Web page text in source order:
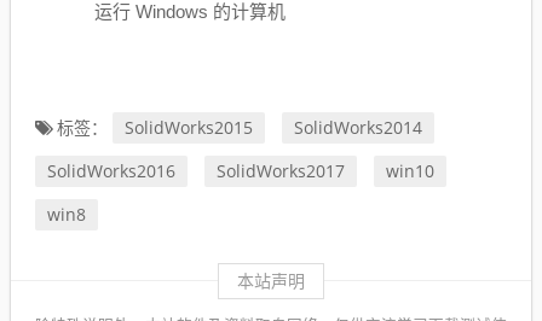
运行 Windows 的计算机
标签： SolidWorks2015
SolidWorks2014
SolidWorks2016
SolidWorks2017
win10
win8
本站声明